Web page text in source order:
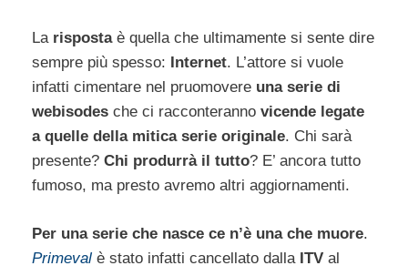
La risposta è quella che ultimamente si sente dire
sempre più spesso:
Internet. L’attore si vuole
infatti cimentare nel pruomovere una serie di
webisodes che ci racconteranno vicende legate
a quelle della mitica serie originale. Chi sarà
presente? Chi produrrà il tutto? E’ ancora tutto
fumoso, ma presto avremo altri aggiornamenti.
Per una serie che nasce ce n’è una che muore.
Primeval è stato infatti cancellato dalla ITV al